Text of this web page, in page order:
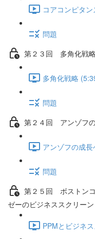
コアコンピタ
問題
第２３回 多角化戦
多角化戦略
問題
第２４回 アンゾフ
アンゾフの成
問題
第２５回 ボストン
ゼーのビジネススクリーン
PPMとビジネ